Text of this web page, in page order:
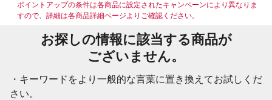
ポイントアップの条件は各商品に設定されたキャンペーンにより異なりま
すので、詳細は各商品詳細ページよりご確認ください。
お探しの情報に該当する商品が
ございません。
・キーワードをより一般的な言葉に置き換えてお試しくだ
さい。